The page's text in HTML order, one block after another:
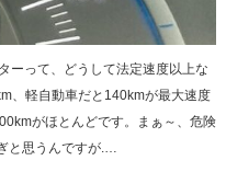
ーって、どうして法定速度以上な
、軽自動車だと140kmが最大速度
がほとんどです。まぁ～、危険
と思うんですが.…